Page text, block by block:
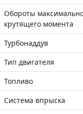
Обороты
крутящего момента
Турбонаддув
Тип двигателя
Топливо
Система впрыска